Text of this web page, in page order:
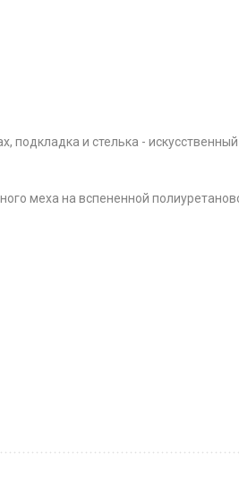
и стелька -
меха на вспененной